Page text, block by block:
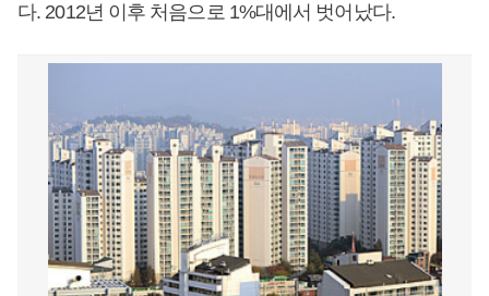
다. 2012년 이후 처음으로 1%대에서 벗어났다.